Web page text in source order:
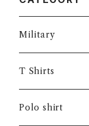
Military
T Shirts
Polo shirt